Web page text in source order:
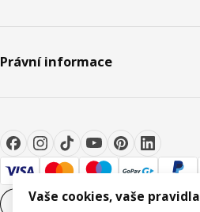
Právní informace
Nastavení souborů cookie
Vaše cookies, vaše pravidla